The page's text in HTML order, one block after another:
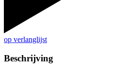
op verlanglijst
Beschrijving